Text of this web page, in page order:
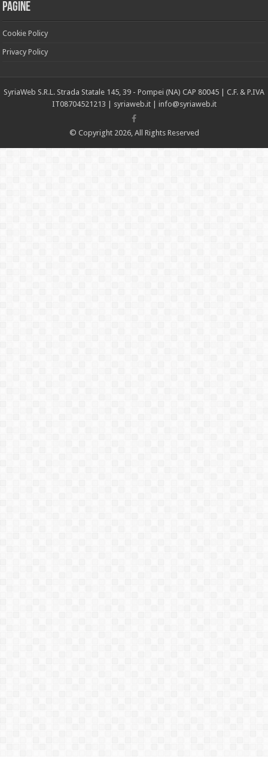
Pagine
Cookie Policy
Privacy Policy
SyriaWeb S.R.L. Strada Statale 145, 39 - Pompei (NA) CAP 80045 | C.F. & P.IVA
IT08704521213 | syriaweb.it | info@syriaweb.it
© Copyright 2026, All Rights Reserved